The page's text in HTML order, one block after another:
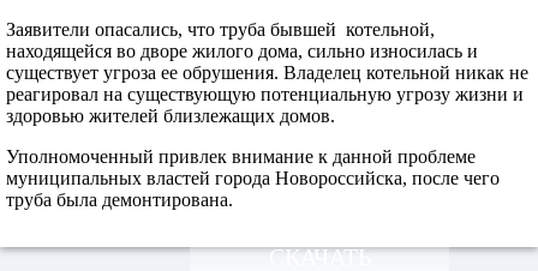
Заявители опасались, что труба бывшей котельной,
находящейся во дворе жилого дома, сильно износилась и
существует угроза ее обрушения. Владелец котельной никак не
реагировал на существующую потенциальную угрозу жизни и
здоровью жителей близлежащих домов.
Уполномоченный привлек внимание к данной проблеме
муниципальных властей города Новороссийска, после чего
труба была демонтирована.
СКАЧАТЬ